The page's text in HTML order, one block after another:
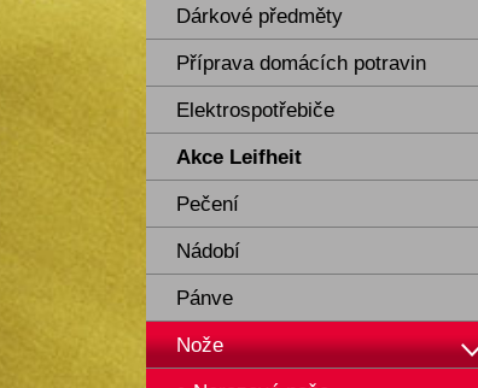
Dárkové předměty
Příprava domácích potravin
Elektrospotřebiče
Akce Leifheit
Pečení
Nádobí
Pánve
Nože